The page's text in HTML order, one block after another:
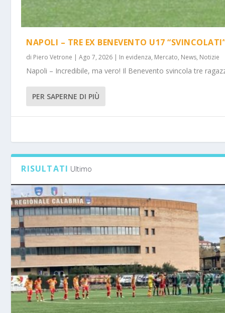
NAPOLI – TRE EX BENEVENTO U17
di Piero Vetrone |Ago 7, 2026 | In evidenza, Mercato, News, Notizie
Napoli – Incredibile, ma vero! Il Benevento svincola tre
PER SAPERNE DI PIÙ
RISULTATI Ultimo